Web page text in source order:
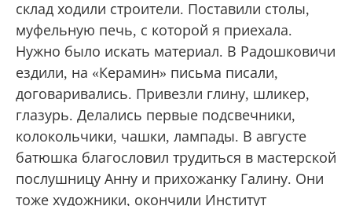
склад ходили строители. Поставили столы,
муфельную печь, с которой я приехала.
Нужно было искать материал. В Радошковичи
ездили, на «Керамин» письма писали,
договаривались. Привезли глину, шликер,
глазурь. Делались первые подсвечники,
колокольчики, чашки, лампады. В августе
батюшка благословил трудиться в мастерской
послушницу Анну и прихожанку Галину. Они
тоже художники, окончили Институт